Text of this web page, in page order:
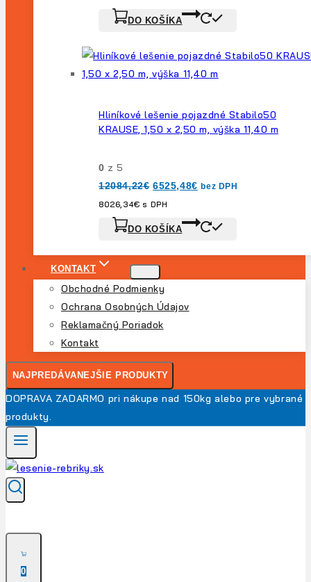
DO KOŠÍKA
Hliníkové lešenie pojazdné Stabilo50
KRAUSE, 1,50 x 2,50 m, výška 11,40 m
0 z 5
12084,22€ Pôvodná
cena
bola:
6525,48€Aktuálna
cena
bez DPH
8026,34€ s DPH
DO KOŠÍKA
KONTAKT
Obchodné Podmienky
Ochrana Osobných Údajov
Reklamačný Poriadok
Kontakt
NAJPREDÁVANEJŠIE PRODUKTY
DOPRAVA ZADARMO pri nákupe nad 150kg alebo pre vybrané
produkty.
0